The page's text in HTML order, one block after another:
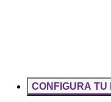
CONFIGURA TU